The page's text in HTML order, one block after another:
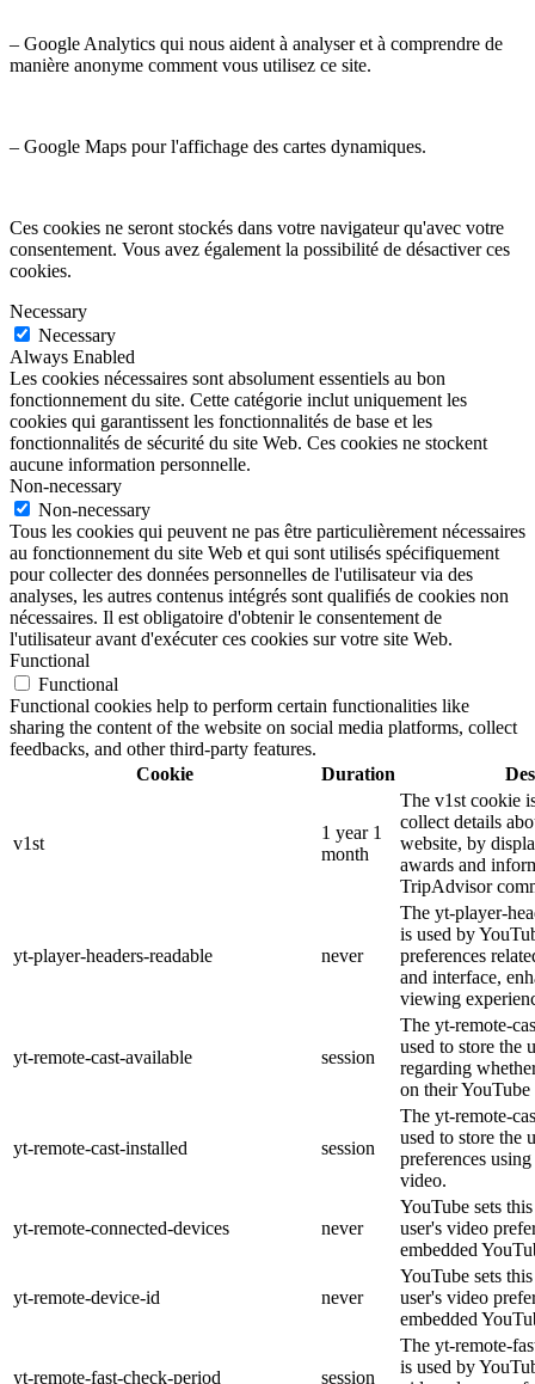
– Google Analytics qui nous aident à analyser et à comprendre de
manière anonyme comment vous utilisez ce site.
– Google Maps pour l'affichage des cartes dynamiques.
Ces cookies ne seront stockés dans votre navigateur qu'avec votre
consentement. Vous avez également la possibilité de désactiver ces
cookies.
Necessary
Necessary
Always Enabled
Les cookies nécessaires sont absolument essentiels au bon
fonctionnement du site. Cette catégorie inclut uniquement les
cookies qui garantissent les fonctionnalités de base et les
fonctionnalités de sécurité du site Web. Ces cookies ne stockent
aucune information personnelle.
Non-necessary
Non-necessary
Tous les cookies qui peuvent ne pas être particulièrement nécessaires
au fonctionnement du site Web et qui sont utilisés spécifiquement
pour collecter des données personnelles de l'utilisateur via des
analyses, les autres contenus intégrés sont qualifiés de cookies non
nécessaires. Il est obligatoire d'obtenir le consentement de
l'utilisateur avant d'exécuter ces cookies sur votre site Web.
Functional
Functional
Functional cookies help to perform certain functionalities like
sharing the content of the website on social media platforms, collect
feedbacks, and other third-party features.
Cookie
Duration
v1st
1 year 1
month
The v1st cookie
collect details
website, by
awards and
TripAdvisor
yt-player-headers-readable never
The yt-player-
is used by
preferences
and interface,
viewing
yt-remote-cast-available session
The yt-remote-
used to store the
regarding
on their
yt-remote-cast-installed session
The yt-remote-
used to store the
preferences
video.
yt-remote-connected-devices never
YouTube sets
user's video
embedded
yt-remote-device-id never
YouTube sets
user's video
embedded
yt-remote-fast-check-period session
The yt-remote-
is used by